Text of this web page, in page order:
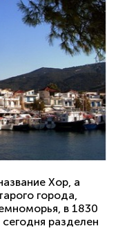
Хор, а
города,
в 1830
разделен